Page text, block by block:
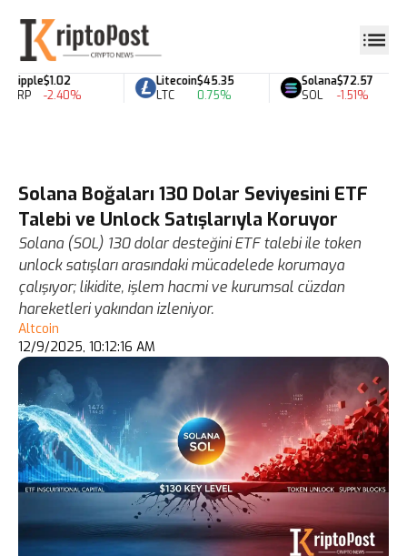
Ripple
XRP
$1.02
-2.40%
Litecoin
LTC
$45.35
0.75%
Solana
SOL
$72.57
-1.51%
Solana Boğaları 130 Dolar Seviyesini ETF
Talebi ve Unlock Satışlarıyla Koruyor
Solana (SOL) 130 dolar desteğini ETF talebi ile token
unlock satışları arasındaki mücadelede korumaya
çalışıyor; likidite, işlem hacmi ve kurumsal cüzdan
hareketleri yakından izleniyor.
Altcoin
12/9/2025, 10:12:16 AM